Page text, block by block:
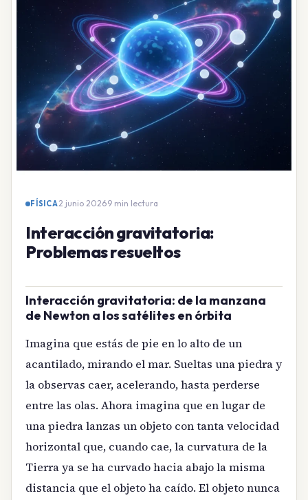
FÍSICA2 junio 2026·9 min lectura
Interacción gravitatoria:
Problemas resueltos
Interacción gravitatoria: de la manzana
de Newton a los satélites en órbita
Imagina que estás de pie en lo alto de un
acantilado, mirando el mar. Sueltas una piedra y
la observas caer, acelerando, hasta perderse
entre las olas. Ahora imagina que en lugar de
una piedra lanzas un objeto con tanta velocidad
horizontal que, cuando cae, la curvatura de la
Tierra ya se ha curvado hacia abajo la misma
distancia que el objeto ha caído. El objeto nunca